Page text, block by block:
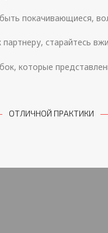
покачивающиеся,
старайтесь
которые
ОТЛИЧНОЙ ПРАКТИКИ